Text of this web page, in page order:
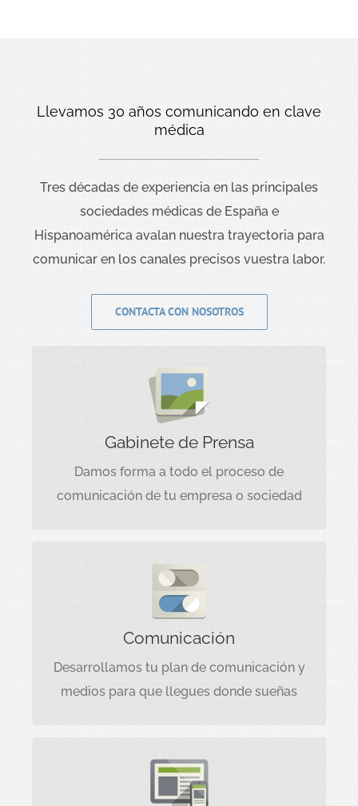
Llevamos 30 años comunicando en clave
médica
Tres décadas de experiencia en las principales
sociedades médicas de España e
Hispanoamérica avalan nuestra trayectoria para
comunicar en los canales precisos vuestra labor.
CONTACTA CON NOSOTROS
Gabinete de Prensa
Damos forma a todo el proceso de
comunicación de tu empresa o sociedad
GABINETE DE PRENSA
Damos forma a todo el proceso de
comunicación de tu empresa o sociedad.
Comunicación
Desarrollamos tu plan de comunicación y
medios para que llegues donde sueñas
COMUNICACIÓN
Desarrollamos tu plan de comunicación y
medios para que llegues donde sueñas.
FORMACIÓN
La formación es esencial para estar al día.